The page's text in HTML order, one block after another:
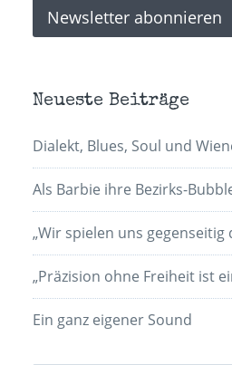
Neueste Beiträge
Dialekt, Blues, Soul und
Als Barbie ihre Bezirks-
„Wir spielen uns gegenseitig
„Präzision ohne Freiheit ist
Ein ganz eigener Sound